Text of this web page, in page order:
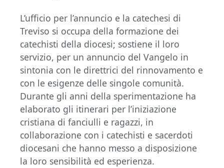
L’ufficio per l’annuncio e la catechesi di
Treviso si occupa della formazione dei
catechisti della diocesi; sostiene il loro
servizio, per un annuncio del Vangelo in
sintonia con le direttrici del rinnovamento e
con le esigenze delle singole comunità.
Durante gli anni della sperimentazione ha
elaborato gli itinerari per l’iniziazione
cristiana di fanciulli e ragazzi, in
collaborazione con i catechisti e sacerdoti
diocesani che hanno messo a disposizione
la loro sensibilità ed esperienza.